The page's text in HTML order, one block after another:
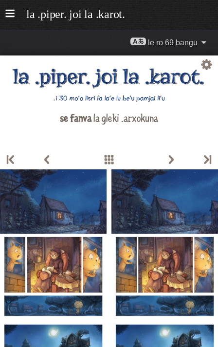
le ro 69 bangu
se fanvala gleki .arxokuna